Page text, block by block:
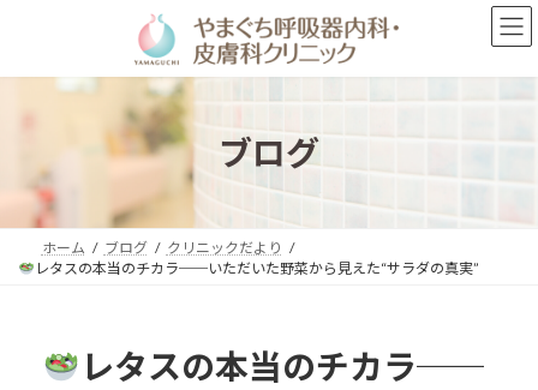
ン
プ
ー
動
ブログ
ホーム ブログ
クリニックだより
レタスの本当のチカラ──いただいた野菜から見えた“サラダの真実”
レタスの本当のチカラ──